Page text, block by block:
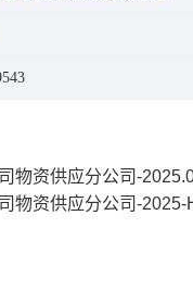
物资供应分公司-
物资供应分公司-2025-